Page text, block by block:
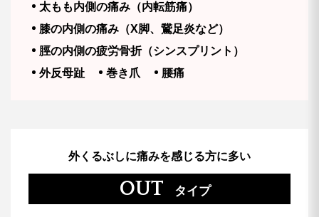
太もも内側の痛み（内転筋痛）
膝の内側の痛み（X脚、鵞足炎など）
脛の内側の疲労骨折（シンスプリント）
外反母趾
巻き爪 腰痛
外くるぶしに痛みを感じる方に多い
OUT タイプ